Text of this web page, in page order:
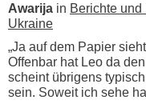
Awarija in Berichte und
Ukraine
„Ja auf dem Papier
Offenbar hat Leo da
scheint übrigens
sein. Soweit ich sehe